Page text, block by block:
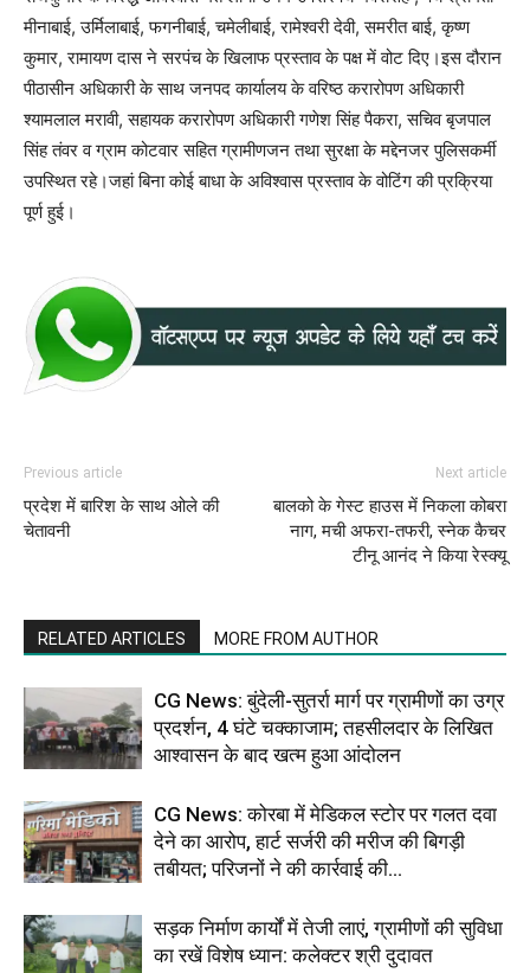
मीनाबाई, उर्मिलाबाई, फगनीबाई, चमेलीबाई, रामेश्वरी देवी, समरीत बाई, कृष्ण
कुमार, रामायण दास ने सरपंच के खिलाफ प्रस्ताव के पक्ष में वोट दिए।इस दौरान
पीठासीन अधिकारी के साथ जनपद कार्यालय के वरिष्ठ करारोपण अधिकारी
श्यामलाल मरावी, सहायक करारोपण अधिकारी गणेश सिंह पैकरा, सचिव बृजपाल
सिंह तंवर व ग्राम कोटवार सहित ग्रामीणजन तथा सुरक्षा के मद्देनजर पुलिसकर्मी
उपस्थित रहे।जहां बिना कोई बाधा के अविश्वास प्रस्ताव के वोटिंग की प्रक्रिया
पूर्ण हुई।
Previous article
प्रदेश में बारिश के साथ ओले की
चेतावनी
Next article
बालको के गेस्ट हाउस में निकला कोबरा
नाग, मची अफरा-तफरी, स्नेक कैचर
टीनू आनंद ने किया रेस्क्यू
RELATED ARTICLES MORE FROM AUTHOR
CG News: बुंदेली-सुतर्रा मार्ग पर ग्रामीणों का उग्र
प्रदर्शन, 4 घंटे चक्काजाम; तहसीलदार के लिखित
आश्वासन के बाद खत्म हुआ आंदोलन
CG News: कोरबा में मेडिकल स्टोर पर गलत दवा
देने का आरोप, हार्ट सर्जरी की मरीज की बिगड़ी
तबीयत; परिजनों ने की कार्रवाई की...
सड़क निर्माण कार्यों में तेजी लाएं, ग्रामीणों की सुविधा
का रखें विशेष ध्यान: कलेक्टर श्री दुदावत